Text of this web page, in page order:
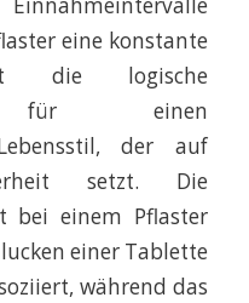
eine konstante
die logische
für einen
der auf
setzt. Die
bei einem Pflaster
einer Tablette
während das